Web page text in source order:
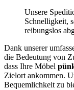
Unsere
Schnelligkeit,
reibungslos
Dank unserer
die Bedeutung von
dass Ihre Möbel
Zielort ankommen.
Bequemlichkeit zu